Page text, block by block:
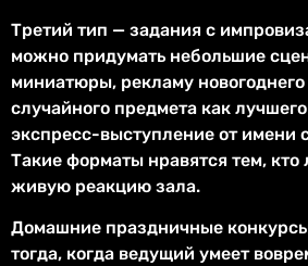
Третий тип — задания с
можно придумать небольшие
миниатюры, рекламу
случайного предмета как
экспресс-выступление от имени
Такие форматы нравятся тем,
живую реакцию зала.
Домашние праздничные
тогда, когда ведущий умеет